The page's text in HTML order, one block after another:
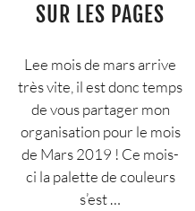
SUR LES PAGES
Lee mois de mars arrive
très vite, il est donc temps
de vous partager mon
organisation pour le mois
de Mars 2019 ! Ce mois-
ci la palette de couleurs
s’est …